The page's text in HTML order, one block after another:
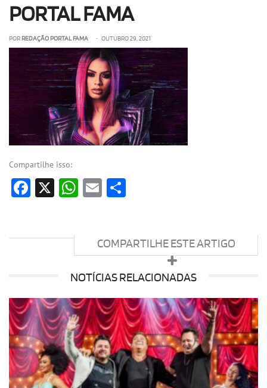
PORTAL FAMA
POR REDAÇÃO PORTAL FAMA • OUTUBRO 29, 2021
Compartilhe isso:
Facebook
X WhatsApp
Email
COMPARTILHE ESTE ARTIGO
NOTÍCIAS RELACIONADAS